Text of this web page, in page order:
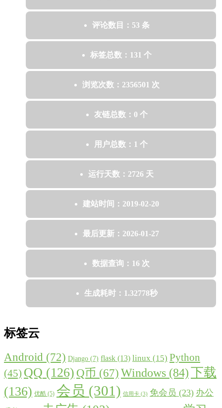
评论数目：53 条
标签总数：131 个
浏览次数：2356501 次
友链总数：0 个
用户总数：1 个
运行天数：2726 天
建站时间：2019-02-20
最后更新：2026-01-27
数据查询：16 次
生成耗时：1.32778秒
标签云
Android (72) Django (7) flask (13) linux (15) Python
(45) QQ (126) Q币 (67) Windows (84)下载
(136) 优酷 (5) 会员 (301) 信用卡 (3) 免会员 (23) 办公